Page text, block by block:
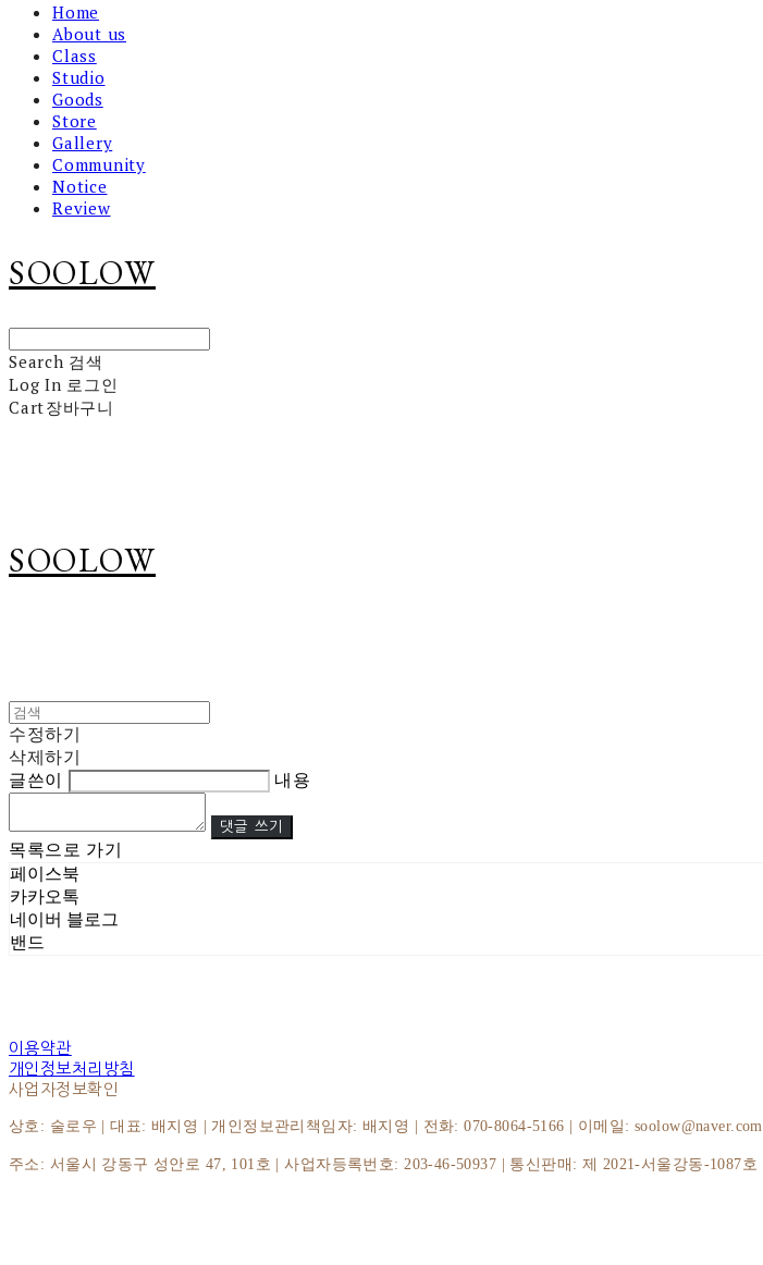
Home
About us
Class
Studio
Goods
Store
Gallery
Community
Notice
Review
SOOLOW
Search 검색
Log In 로그인
Cart장바구니
SOOLOW
수정하기
삭제하기
글쓴이
내용
댓글 쓰기
목록으로 가기
페이스북
카카오톡
네이버 블로그
밴드
이용약관
개인정보처리방침
사업자정보확인
상호: 술로우 | 대표: 배지영 | 개인정보관리책임자: 배지영 | 전화: 070-8064-5166 | 이메일: soolow@naver.com
주소: 서울시 강동구 성안로 47, 101호 | 사업자등록번호:203-46-50937 | 통신판매: 제 2021-서울강동-1087호